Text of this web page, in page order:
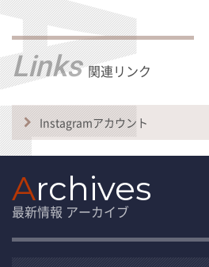
Links 関連リンク
Instagramアカウント
Archives
最新情報 アーカイブ